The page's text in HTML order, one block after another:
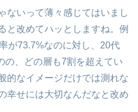
ないって薄々感じてはいまし
と改めてハッとしますね。例
が73.7%なのに対し、20代
の、どの層も7割を超えてい
的なイメージだけでは測れな
幸せには大切なんだなと改め